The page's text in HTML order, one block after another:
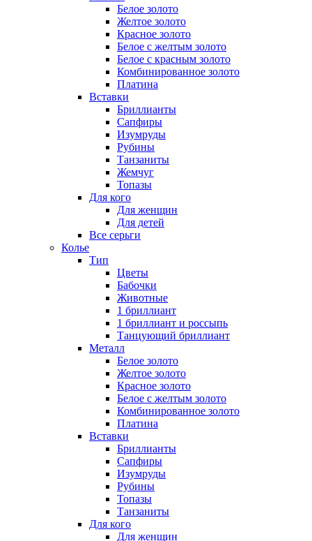
Белое золото
Желтое золото
Красное золото
Белое с желтым золото
Белое с красным золото
Комбинированное золото
Платина
Вставки
Бриллианты
Сапфиры
Изумруды
Рубины
Танзаниты
Жемчуг
Топазы
Для кого
Для женщин
Для детей
Все серьги
Колье
Тип
Цветы
Бабочки
Животные
1 бриллиант
1 бриллиант и россыпь
Танцующий бриллиант
Металл
Белое золото
Желтое золото
Красное золото
Белое с желтым золото
Комбинированное золото
Платина
Вставки
Бриллианты
Сапфиры
Изумруды
Рубины
Топазы
Танзаниты
Для кого
Для женщин